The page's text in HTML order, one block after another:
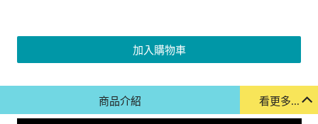
加入購物車
看更多...
商品介紹